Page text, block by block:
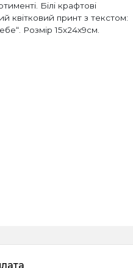
Білі крафтові
квітковий принт з текстом:
Розмір 15х24х9см.